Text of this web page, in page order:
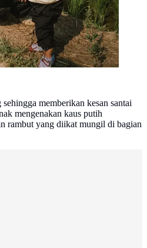
memberikan kesan santai
mengenakan kaus putih
rambut yang diikat mungil di bagian